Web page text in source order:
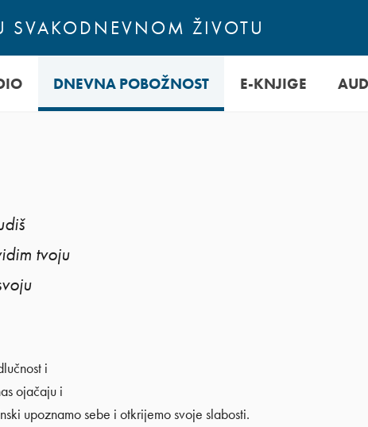
SVAKODNEVNOM ŽIVOTU
DNEVNA POBOŽNOST E-KNJIGE
tvoju
i
ojačaju i
upoznamo sebe i otkrijemo svoje slabosti.